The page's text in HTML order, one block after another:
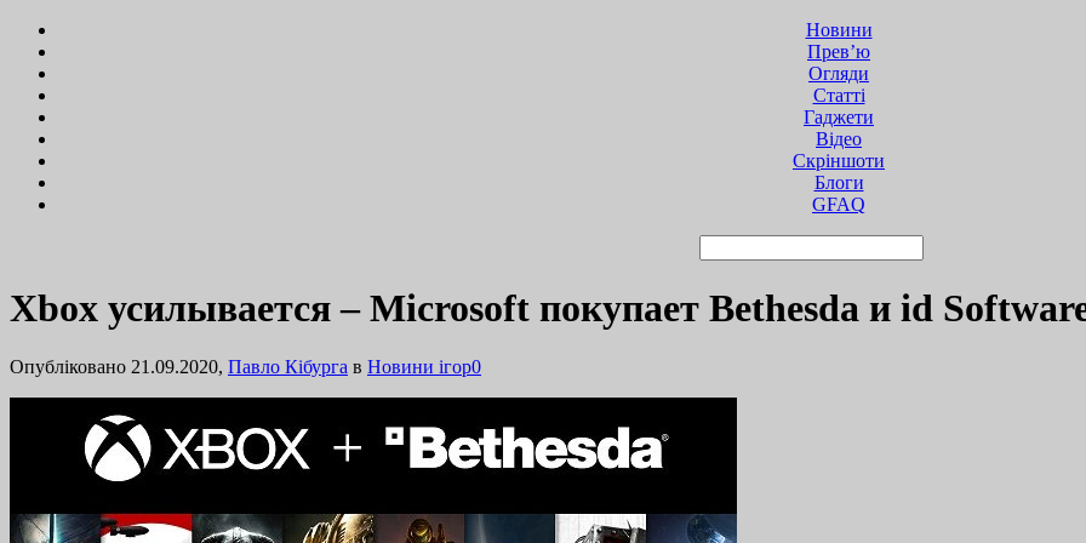
Новини
Прев’ю
Огляди
Статті
Гаджети
Відео
Cкріншоти
Блоги
GFAQ
Xbox усилывается – Microsoft покупает Bethesda и id
Опубліковано 21.09.2020, Павло Кібурга в Новини ігор0